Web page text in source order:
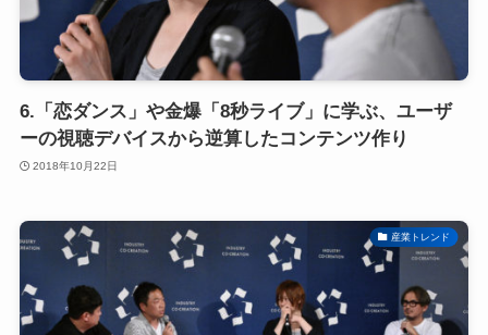
6.「恋ダンス」や金爆「8秒ライブ」に学ぶ、ユーザ
ーの視聴デバイスから逆算したコンテンツ作り
2018年10月22日
産業トレンド